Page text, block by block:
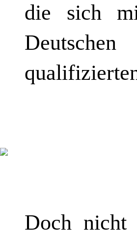
die sich
Doch nicht